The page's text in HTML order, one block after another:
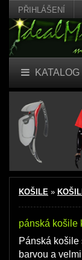
PŘIHLÁŠENÍ
KATALOG
KOŠILE »
pánská košile
Pánská košile
barvou a